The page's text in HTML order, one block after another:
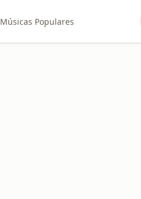
Músicas Populares